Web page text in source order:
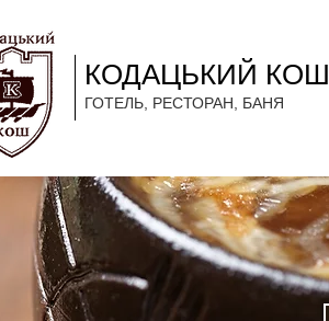
КОДАЦЬКИЙ КОШ
ГОТЕЛЬ, РЕСТОРАН, БАНЯ